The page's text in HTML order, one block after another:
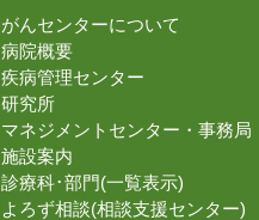
がんセンターについて
病院概要
疾病管理センター
研究所
マネジメントセンター・事務局
施設案内
診療科･部門(一覧表示)
よろず相談(相談支援センター)